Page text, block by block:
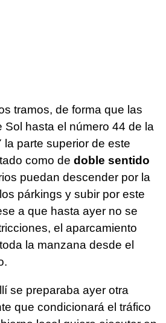
tramos, de forma que las
Sol hasta el número 44 de la
parte superior de este
como de doble sentido
puedan descender por la
párkings y subir por este
a que hasta ayer no se
el aparcamiento
la manzana desde el
se preparaba ayer otra
que condicionará el tráfico